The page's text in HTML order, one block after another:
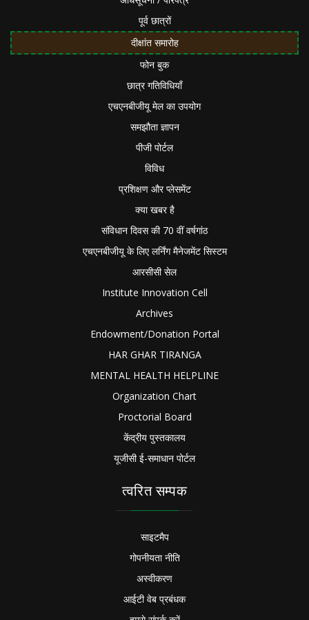
पूर्व छात्रों
दीक्षांत समारोह
फोन बुक
छात्र गतिविधियाँ
एचएनबीजीयू मेल का उपयोग
समझौता ज्ञापन
पीजी पोर्टल
विविध
प्रशिक्षण और प्लेसमेंट
क्या खबर है
संविधान दिवस की 70 वीं वर्षगांठ
एचएनबीजीयू के लिए लर्निंग मैनेजमेंट सिस्टम
आरसीसी सेल
Institute Innovation Cell
Archives
Endowment/Donation Portal
HAR GHAR TIRANGA
MENTAL HEALTH HELPLINE
Organization Chart
Proctorial Board
केंद्रीय पुस्तकालय
यूजीसी ई-समाधान पोर्टल
त्वरित सम्पक
साइटमैप
गोपनीयता नीति
अस्वीकरण
आईटी वेब प्रबंधक